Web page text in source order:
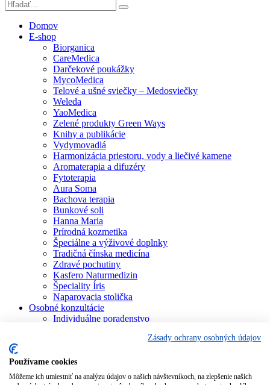
Domov
E-shop
Biorganica
CareMedica
Darčekové poukážky
MycoMedica
Telové a ušné sviečky – Medosviečky
Weleda
YaoMedica
Zelené produkty Green Ways
Knihy a publikácie
Vydymovadlá
Harmonizácia priestoru, vody a liečivé kamene
Aromaterapia a difuzéry
Fytoterapia
Aura Soma
Bachova terapia
Bunkové soli
Hanna Maria
Prírodná kozmetika
Špeciálne a výživové doplnky
Tradičná čínska medicína
Zdravé pochutiny
Kasfero Naturmedizin
Špeciality Íris
Naparovacia stolička
Osobné konzultácie
Individuálne poradenstvo
Aromaterapia
Homeopatia
Zásady ochrany osobných údajov
Používame cookies
Môžeme ich umiestniť na analýzu údajov o našich návštevníkoch, na zlepšenie našich